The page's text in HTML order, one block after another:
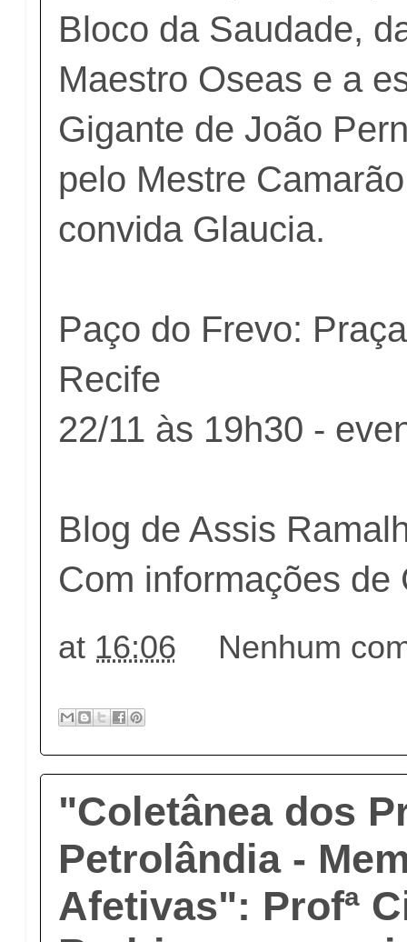
Bloco da Saudade,
Maestro Oseas e a
Gigante de João
pelo Mestre
convida Glaucia.
Paço do Frevo:
Recife
22/11 às 19h30 -
Blog de Assis
Com informações de
at 16:06 Nenhum
"Coletânea dos
Petrolândia -
Afetivas": Profª